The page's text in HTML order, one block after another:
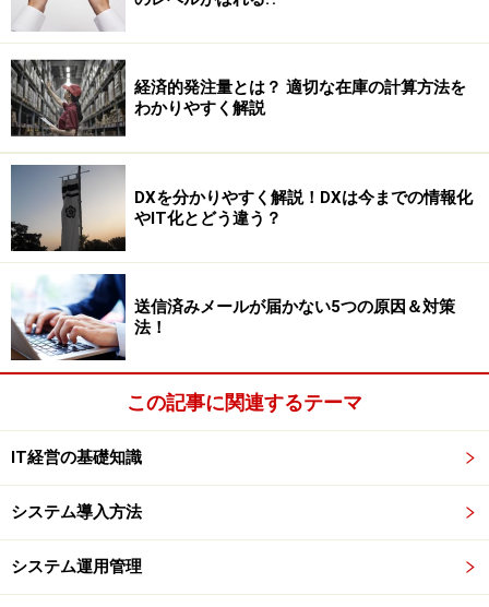
ても税務署は受理します
毎日、顔をあわせている従業員なら、”まだ出ていない
よ”と言えるので集めるのは大丈夫ですが、1ケ月前に辞
めたアルバイトにマイナンバーの提供を求めたが返事が
ない、従業員の扶養家族が”出すのがいやだ”と言って出
してこないといった場合は、マイナンバーの提供依頼し
た日付や経過を記録しておけばかまいません。
扶養控除申告書や源泉徴収票などにマイナンバーが抜け
ていても税務署などは受理します。さすがにマイナンバ
ーが全部、空白の場合は税務署もネチネチ言ってくると
扶養控除等申告書や源泉徴収票は７年間保管義務があり
ますので、集めたマイナンバーのコピーなどもその期間
は保管しなければなりません。会社の金庫などにいれる
か、税理士事務所でマイナンバーを預かるサービスをし
経済的発注量とは？ 適切な在庫の計算方法を
わかりやすく解説
DXを分かりやすく解説！DXは今までの情報化
やIT化とどう違う？
送信済みメールが届かない5つの原因＆対策
法！
この記事に関連するテーマ
IT経営の基礎知識
システム導入方法
システム運用管理